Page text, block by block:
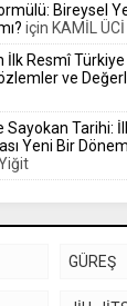
Bireysel
için KAMİL ÜCİ
İlk Resmî
ve
Sayokan Tarihi:
Yeni Bir
GÜREŞ